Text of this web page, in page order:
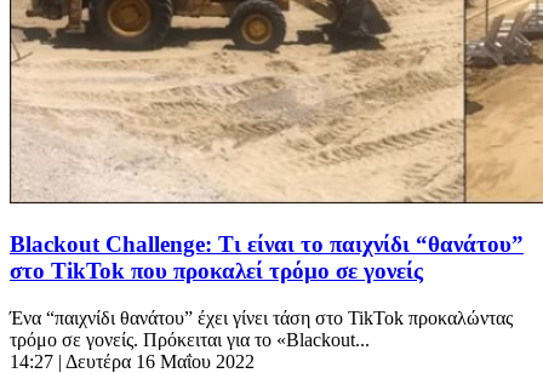
Βlackout Challenge: Τι είναι το παιχνίδι “θανάτου”
στο TikTok που προκαλεί τρόμο σε γονείς
Ένα “παιχνίδι θανάτου” έχει γίνει τάση στο TikTok προκαλώντας
τρόμο σε γονείς. Πρόκειται για το «Blackout...
14:27 | Δευτέρα 16 Μαΐου 2022